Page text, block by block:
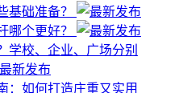
基础准备？
哪个更好？
学校、企业、广场分别
：如何打造庄重又实用